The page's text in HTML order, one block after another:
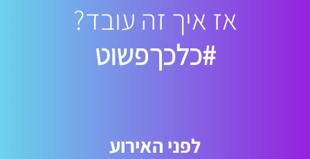
אז איך זה עובד?
#כלכךפשוט
לפני האירוע